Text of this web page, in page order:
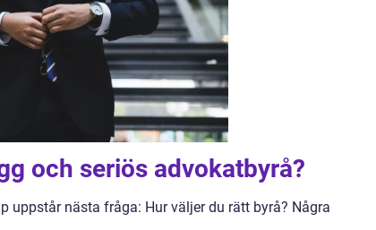
och seriös advokatbyrå?
uppstår nästa fråga: Hur väljer du rätt byrå? Några